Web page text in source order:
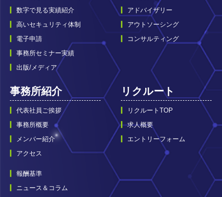
数字で見る実績紹介
高いセキュリティ体制
電子申請
事務所セミナー実績
出版/メディア
アドバイザリー
アウトソーシング
コンサルティング
事務所紹介
代表社員ご挨拶
事務所概要
メンバー紹介
アクセス
リクルート
リクルートTOP
求人概要
エントリーフォーム
報酬基準
ニュース＆コラム